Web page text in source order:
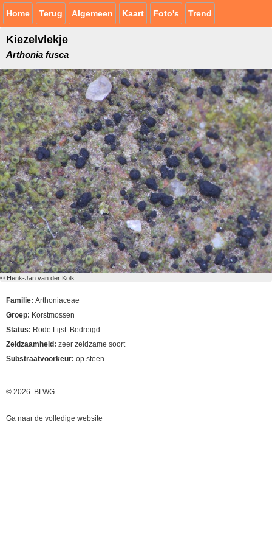
Home Terug Algemeen Kaart Foto's Trend
Kiezelvlekje
Arthonia fusca
© Henk-Jan van der Kolk
Familie: Arthoniaceae
Groep: Korstmossen
Status: Rode Lijst: Bedreigd
Zeldzaamheid: zeer zeldzame soort
Substraatvoorkeur: op steen
© 2026 BLWG
Ga naar de volledige website